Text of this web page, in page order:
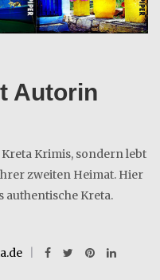
Autorin
Krimis, sondern lebt
zweiten Heimat. Hier
authentische Kreta.